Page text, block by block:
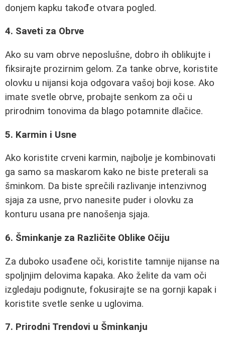
donjem kapku takođe otvara pogled.
4. Saveti za Obrve
Ako su vam obrve neposlušne, dobro ih oblikujte i
fiksirajte prozirnim gelom. Za tanke obrve, koristite
olovku u nijansi koja odgovara vašoj boji kose. Ako
imate svetle obrve, probajte senkom za oči u
prirodnim tonovima da blago potamnite dlačice.
5. Karmin i Usne
Ako koristite crveni karmin, najbolje je kombinovati
ga samo sa maskarom kako ne biste preterali sa
šminkom. Da biste sprečili razlivanje intenzivnog
sjaja za usne, prvo nanesite puder i olovku za
konturu usana pre nanošenja sjaja.
6. Šminkanje za Različite Oblike Očiju
Za duboko usađene oči, koristite tamnije nijanse na
spoljnjim delovima kapaka. Ako želite da vam oči
izgledaju podignute, fokusirajte se na gornji kapak i
koristite svetle senke u uglovima.
7. Prirodni Trendovi u Šminkanju